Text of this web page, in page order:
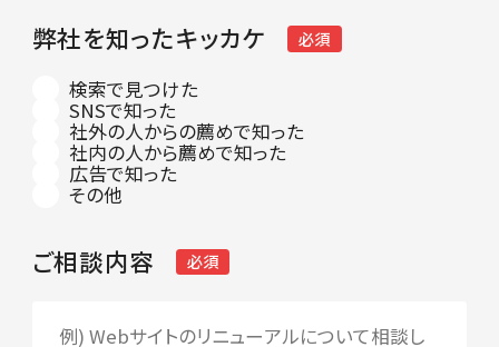
弊社を知ったキッカケ 必須
検索で見つけた
SNSで知った
社外の人からの薦めで知った
社内の人から薦めで知った
広告で知った
その他
ご相談内容 必須